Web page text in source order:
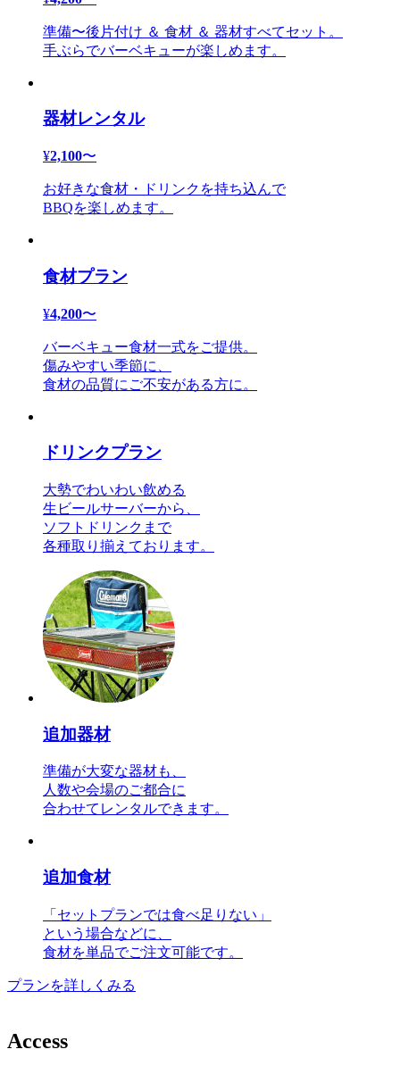
準備〜後片付け ＆ 食材 ＆ 器材すべてセット。
手ぶらでバーベキューが楽しめます。
器材レンタル
¥2,100〜
お好きな食材・ドリンクを持ち込んで
BBQを楽しめます。
食材プラン
¥4,200〜
バーベキュー食材一式をご提供。
傷みやすい季節に、
食材の品質にご不安がある方に。
ドリンクプラン
大勢でわいわい飲める
生ビールサーバーから、
ソフトドリンクまで
各種取り揃えております。
追加器材
準備が大変な器材も、
人数や会場のご都合に
合わせてレンタルできます。
追加食材
「セットプランでは食べ足りない」
という場合などに、
食材を単品でご注文可能です。
プランを詳しくみる
Access